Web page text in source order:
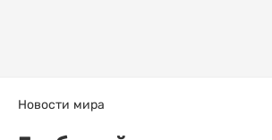
Новости мира